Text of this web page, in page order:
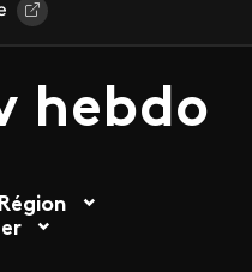
hebdo
Région